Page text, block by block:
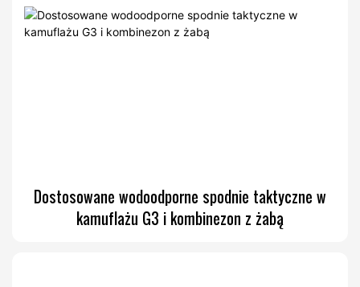
Dostosowane wodoodporne spodnie taktyczne w
kamuflażu G3 i kombinezon z żabą